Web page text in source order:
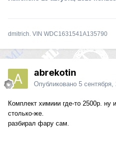
dmitrich. VIN WDC1631541A135790
abrekotin
Опубликовано 5 сентября,
Комплект химиии где-то 2500р. ну
столько-же.
разбирал фару сам.